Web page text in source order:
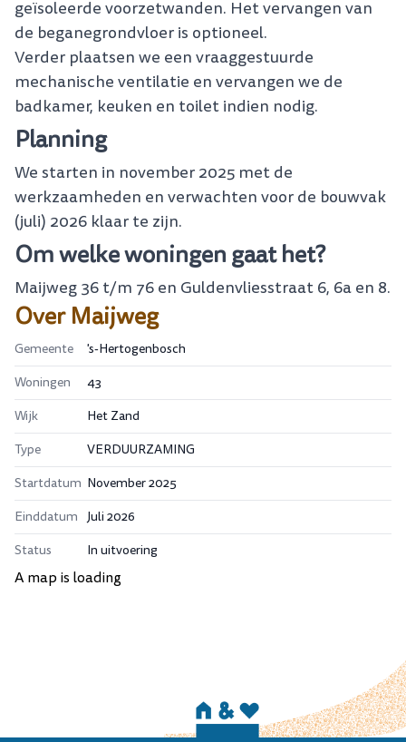
geïsoleerde voorzetwanden. Het vervangen van
de beganegrondvloer is optioneel.
Verder plaatsen we een vraaggestuurde
mechanische ventilatie en vervangen we de
badkamer, keuken en toilet indien nodig.
Planning
We starten in november 2025 met de
werkzaamheden en verwachten voor de bouwvak
(juli) 2026 klaar te zijn.
Om welke woningen gaat het?
Maijweg 36 t/m 76 en Guldenvliesstraat 6, 6a en 8.
OverMaijweg
Gemeente
's-Hertogenbosch
Woningen
43
Wijk
Het Zand
Type
VERDUURZAMING
Startdatum November 2025
Einddatum Juli 2026
Status
In uitvoering
A map is loading